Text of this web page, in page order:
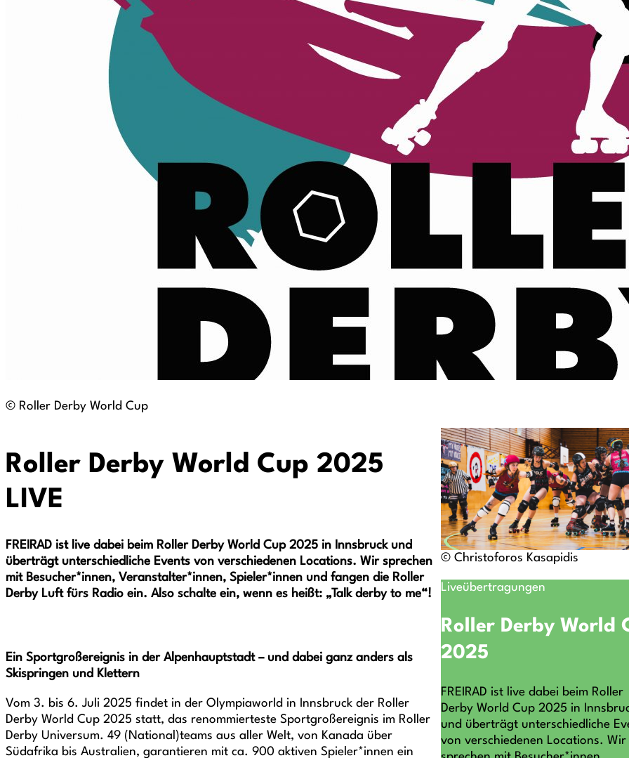
© Roller Derby World Cup
Roller Derby World Cup 2025
LIVE
FREIRAD ist live dabei beim Roller Derby World Cup 2025 in Innsbruck und
überträgt unterschiedliche Events von verschiedenen Locations. Wir sprechen
mit Besucher*innen, Veranstalter*innen, Spieler*innen und fangen die Roller
Derby Luft fürs Radio ein. Also schalte ein, wenn es heißt: „Talk derby to me“!
Ein Sportgroßereignis in der Alpenhauptstadt – und dabei ganz anders als
Skispringen und Klettern
Vom 3. bis 6. Juli 2025 findet in der Olympiaworld in Innsbruck der Roller
Derby World Cup 2025 statt, das renommierteste Sportgroßereignis im Roller
Derby Universum. 49 (National)teams aus aller Welt, von Kanada über
Südafrika bis Australien, garantieren mit ca. 900 aktiven Spieler*innen ein
© Christoforos Kasapidis
Liveübertragungen
Roller Derby World
2025
FREIRAD ist live dabei beim Roller
Derby World Cup 2025 in
und überträgt unterschiedliche
von verschiedenen Locations. Wir